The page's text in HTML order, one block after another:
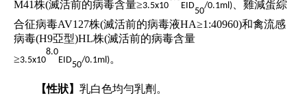
M41株(滅活前的病毒含量≥3.5x10 EID
50
/0.1ml) 、雞減蛋綜
合征病毒AV127株(滅活前的病毒液HA≥1:40960)和禽流感
病毒(H9亞型)HL株(滅活前的病毒含量
≥3.5x10
8.0
EID
50
/0.1ml)。
【性狀】 乳白色均勻乳劑。